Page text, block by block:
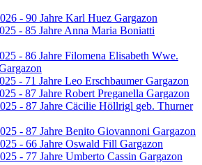
- 90 Jahre Karl Huez Gargazon
- 85 Jahre Anna Maria Boniatti
- 86 Jahre Filomena Elisabeth Wwe.
- 71 Jahre Leo ErschbaumerGargazon
- 87 Jahre Robert Preganella Gargazon
- 87 Jahre Cäcilie Höllrigl geb. Thurner
- 87 Jahre Benito Giovannoni Gargazon
- 66 Jahre Oswald Fill Gargazon
- 77 Jahre Umberto Cassin Gargazon